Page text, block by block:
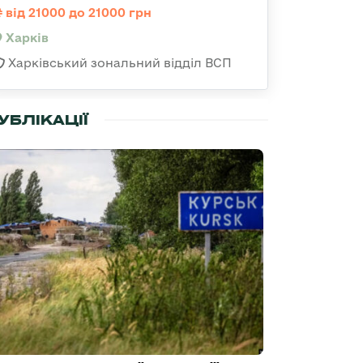
від 21000 до 21000 грн
Харків
Харківський зональний відділ ВСП